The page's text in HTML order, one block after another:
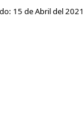
15 de Abril del 2021